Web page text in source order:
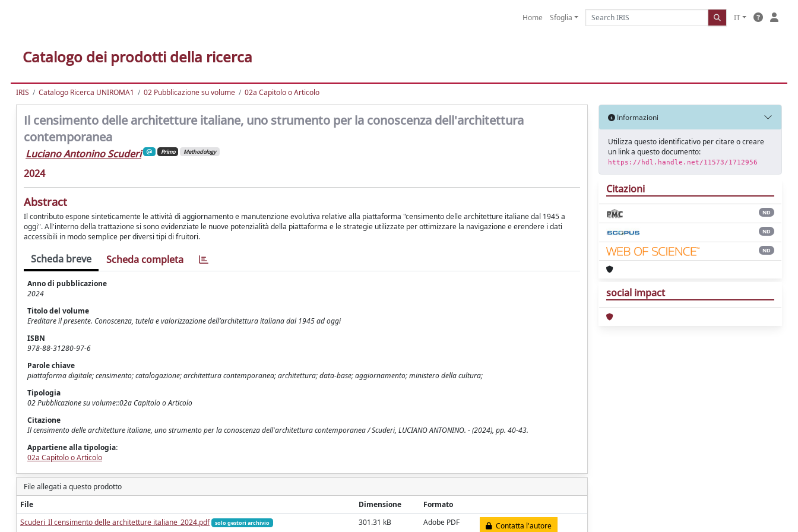
Home Sfoglia IT
Catalogo dei prodotti della ricerca
IRIS Catalogo Ricerca UNIROMA1 02 Pubblicazione su volume 02a Capitolo o Articolo
Il censimento delle architetture italiane, uno strumento per la conoscenza dell'architettura
contemporanea
Luciano Antonino Scuderi Primo Methodology
2024
Abstract
Il contributo espone sinteticamente le attività di aggiornamento e manutenzione evolutiva relative alla piattaforma "censimento delle architetture italiane dal 1945 a
oggi". All'interno della trattazione si sono evidenziate le nuove potenzialità della piattaforma e le strategie utilizzate per ottimizzare la navigazione e erendere i dati
accessibili in modo semplice per diversi tipi di fruitori.
Scheda breve Scheda completa
Anno di pubblicazione
2024
Titolo del volume
Ereditare il presente. Conoscenza, tutela e valorizzazione dell’architettura italiana dal 1945 ad oggi
ISBN
978-88-31280-97-6
Parole chiave
piattaforma digitale; censimento; catalogazione; architettura contemporanea; architettura; data-base; aggiornamento; ministero della cultura;
Tipologia
02 Pubblicazione su volume::02a Capitolo o Articolo
Citazione
Il censimento delle architetture italiane, uno strumento per la conoscenza dell'architettura contemporanea / Scuderi, LUCIANO ANTONINO. - (2024), pp. 40-43.
Appartiene alla tipologia:
02a Capitolo o Articolo
File allegati a questo prodotto
File
Dimensione
Formato
Scuderi_Il censimento delle architetture italiane_2024.pdf
solo gestori archivio 301.31 kB Adobe PDF Contatta l'autore
Informazioni
Utilizza questo identificativo per citare o creare
un link a questo documento:
https://hdl.handle.net/11573/1712956
Citazioni
ND
ND
ND
social impact